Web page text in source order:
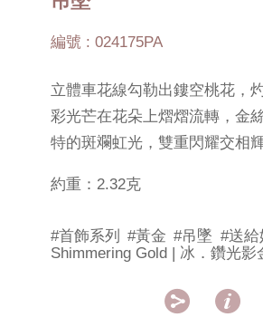
編號 : 024175PA
立體車花線勾勒出鏤空桃花，
彩光芒在花朵上熠熠流轉，金
特的斑斕虹光，雙重閃耀交相輝
約重：2.32克
#首飾系列 #黃金 #吊墜 #送給
Shimmering Gold | 冰．鑽光影
 